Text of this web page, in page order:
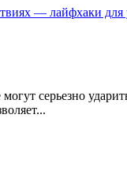
— лайфхаки
серьезно